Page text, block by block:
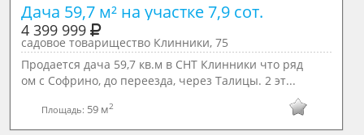
Дача 59,7 м² на участке 7,9 сот.
4 399 999
садовое товарищество Клинники, 75
Продается дача 59,7 кв.м в СНТ Клинники что ряд
ом с Софрино, до переезда, через Талицы. 2 эт...
Площадь: 59 м2